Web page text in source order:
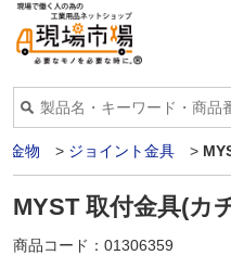
金物 > ジョイント金具 >
MYST 取付金具(カ
商品コード： 01306359